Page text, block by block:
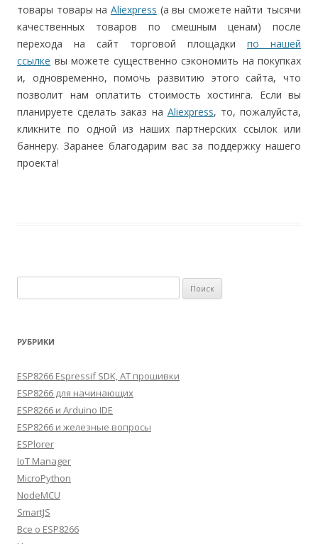
товары товары на Aliexpress (а вы сможете найти тысячи
качественных товаров по смешным ценам) после
перехода на сайт торговой площадки по нашей
ссылке вы можете существенно сэкономить на покупках
и, одновременно, помочь развитию этого сайта, что
позволит нам оплатить стоимость хостинга. Если вы
планируете сделать заказ на Aliexpress, то, пожалуйста,
кликните по одной из наших партнерских ссылок или
баннеру. Заранее благодарим вас за поддержку нашего
проекта!
РУБРИКИ
ESP8266 Espressif SDK, AT прошивки
ESP8266 для начинающих
ESP8266 и Arduino IDE
ESP8266 и железные вопросы
ESPlorer
IoT Manager
MicroPython
NodeMCU
SmartJS
Все о ESP8266